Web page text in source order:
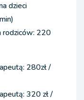
dzieci
rodziców: 220
280zł /
320 zł /